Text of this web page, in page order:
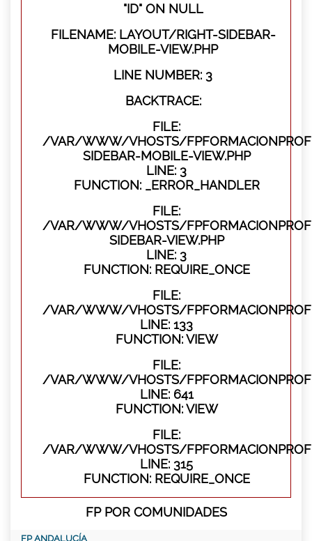
"ID" ON NULL
FILENAME: LAYOUT/RIGHT-SIDEBAR-
MOBILE-VIEW.PHP
LINE NUMBER: 3
BACKTRACE:
FILE:
/VAR/WWW/VHOSTS/
SIDEBAR-MOBILE-VIEW.PHP
LINE: 3
FUNCTION: _ERROR_HANDLER
FILE:
/VAR/WWW/VHOSTS/
SIDEBAR-VIEW.PHP
LINE: 3
FUNCTION: REQUIRE_ONCE
FILE:
/VAR/WWW/VHOSTS/
LINE: 133
FUNCTION: VIEW
FILE:
/VAR/WWW/VHOSTS/
LINE: 641
FUNCTION: VIEW
FILE:
/VAR/WWW/VHOSTS/
LINE: 315
FUNCTION: REQUIRE_ONCE
FP POR COMUNIDADES
FP ANDALUCÍA